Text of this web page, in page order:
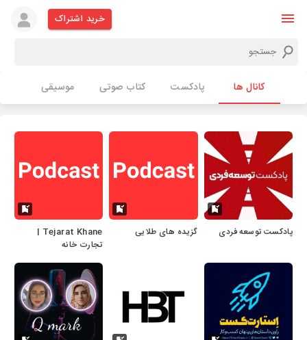
خرید اشتراک
کانال ها پادکست کتاب صوتی موسیقی
پادکست توسعه فردی گزیده های طلایی
Tejarat Khane |
تجارت خانه